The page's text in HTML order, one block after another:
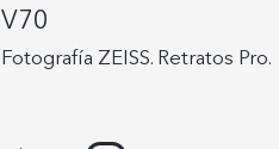
V70
Fotografía ZEISS. Retratos Pro.